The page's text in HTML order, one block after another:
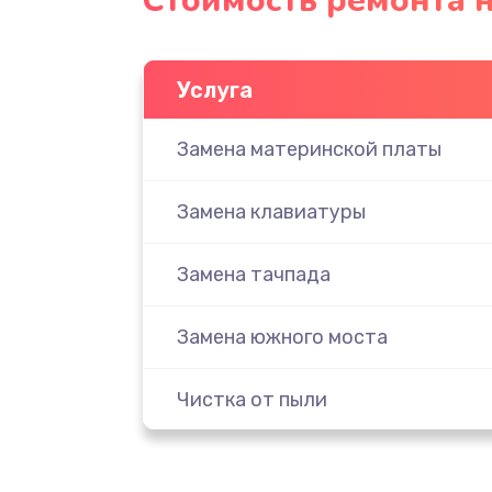
Услуга
Замена материнской платы
Замена клавиатуры
Замена тачпада
Замена южного моста
Чистка от пыли